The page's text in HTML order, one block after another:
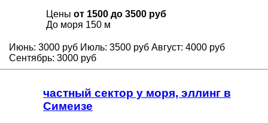
Цены от 1500 до 3500 руб
До моря 150 м
Июнь: 3000 руб Июль: 3500 руб Август: 4000 руб
Сентябрь: 3000 руб
частный сектор у моря, эллинг в
Симеизе